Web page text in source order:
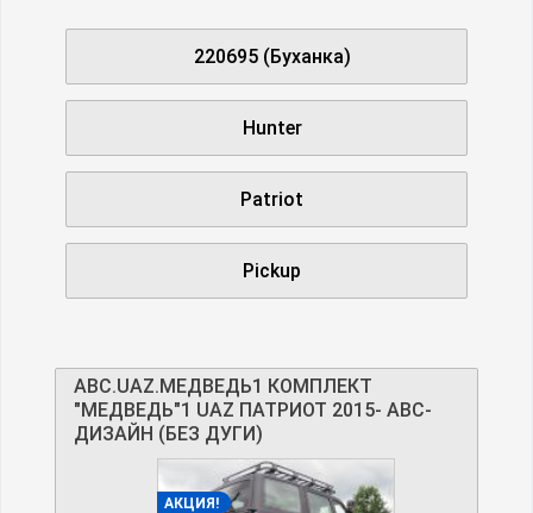
220695 (Буханка)
Hunter
Patriot
Pickup
ABC.UAZ.МЕДВЕДЬ1 КОМПЛЕКТ
"МЕДВЕДЬ"1 UAZ ПАТРИОТ 2015- АВС-
ДИЗАЙН (БЕЗ ДУГИ)
АКЦИЯ!